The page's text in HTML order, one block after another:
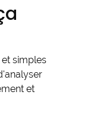
simples
et